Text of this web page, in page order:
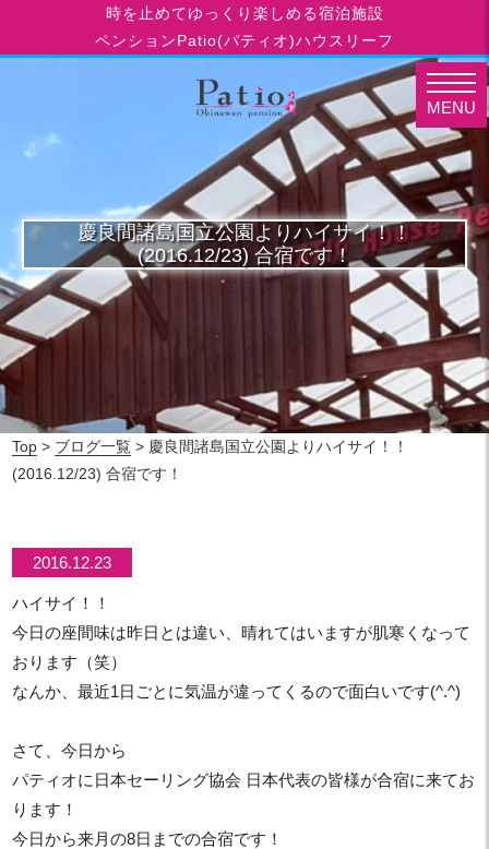
時を止めてゆっくり楽しめる宿泊施設
ペンションPatio(パティオ)ハウスリーフ
慶良間諸島国立公園よりハイサイ！！
(2016.12/23) 合宿です！
Top > ブログ一覧 > 慶良間諸島国立公園よりハイサイ！！
(2016.12/23) 合宿です！
2016.12.23
ハイサイ！！
今日の座間味は昨日とは違い、晴れてはいますが肌寒くなって
おります（笑）
なんか、最近1日ごとに気温が違ってくるので面白いです(^.^)
さて、今日から
パティオに日本セーリング協会 日本代表の皆様が合宿に来てお
ります！
今日から来月の8日までの合宿です！
MENU